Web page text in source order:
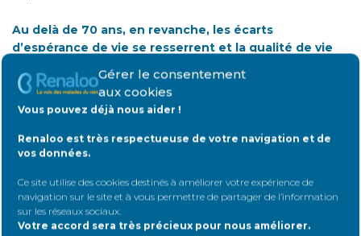
Gérer le consentement
aux cookies
Vous pouvez déjà nous aider !
Renaloo est très respectueuse de votre navigation et de
vos données.
Ce site utilise des cookies destinés à améliorer votre expérience de
navigation sur le site et à vous permettre de partager de l’information
sur les réseaux sociaux.
Votre accord sera très précieux pour nous améliorer.
Au delà de 70 ans, en revanche, les écarts
d’espérance de vie se resserrent et la qualité de vie
Rejoignez Renaloo
Plus nous serons nombreux,